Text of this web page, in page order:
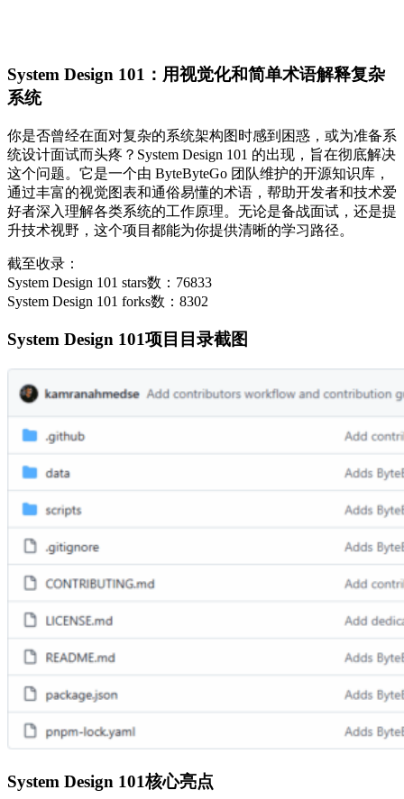
System Design 101：用视觉化和简单术语解释复杂
系统
你是否曾经在面对复杂的系统架构图时感到困惑，或为准备系
统设计面试而头疼？System Design 101 的出现，旨在彻底解决
这个问题。它是一个由 ByteByteGo 团队维护的开源知识库，
通过丰富的视觉图表和通俗易懂的术语，帮助开发者和技术爱
好者深入理解各类系统的工作原理。无论是备战面试，还是提
升技术视野，这个项目都能为你提供清晰的学习路径。
截至收录：
System Design 101 stars数：76833
System Design 101 forks数：8302
System Design 101项目目录截图
System Design 101核心亮点